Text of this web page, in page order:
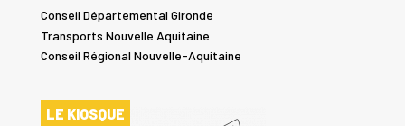
Conseil Départemental Gironde
Transports Nouvelle Aquitaine
Conseil Régional Nouvelle-Aquitaine
LE KIOSQUE